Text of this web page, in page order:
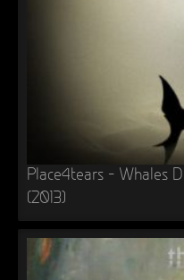
Place4tears – Whales
(2013)